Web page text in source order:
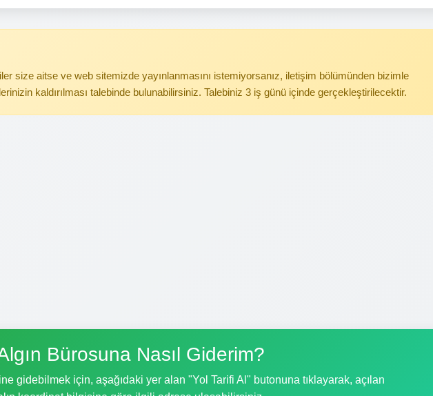
size aitse ve web sitemizde yayınlanmasını istemiyorsanız, iletişim bölümünden bizimle
kaldırılması talebinde bulunabilirsiniz. Talebiniz 3 iş günü içinde gerçekleştirilecektir.
Bürosuna Nasıl Giderim?
gidebilmek için, aşağıdaki yer alan "Yol Tarifi Al" butonuna tıklayarak, açılan